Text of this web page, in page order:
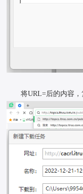
将URL=后的内容，